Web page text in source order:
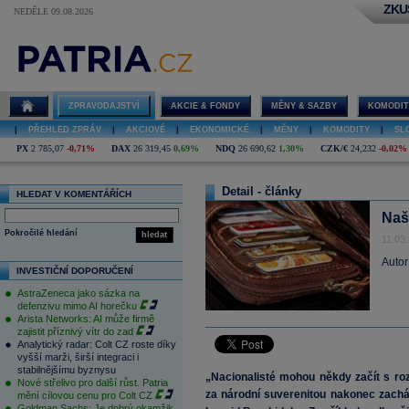
NEDĚLE 09.08.2026
ZPRAVODAJSTVÍ AKCIE & FONDY MĚNY & SAZBY
PŘEHLED ZPRÁV AKCIOVÉ EKONOMICKÉ MĚNY KOMODITY
PX 2 785,07 -0,71% DAX 26 319,45 0,69% NDQ 26 690,62 1,30% CZK/€ 24,232 -0,02%
HLEDAT V KOMENTÁŘÍCH
hledat
Pokročilé hledání
INVESTIČNÍ DOPORUČENÍ
AstraZeneca jako sázka na
defenzivu mimo AI horečku
Arista Networks: AI může firmě
zajistit příznivý vítr do zad
Analytický radar: Colt CZ roste díky
vyšší marži, širší integraci i
stabilnějšímu byznysu
Nové střelivo pro další růst. Patria
mění cílovou cenu pro Colt CZ
Detail - články
„Nacionalisté mohou někdy začít s
za národní suverenitou nakonec